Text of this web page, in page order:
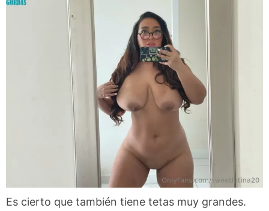
Es cierto que también tiene tetas muy grandes.